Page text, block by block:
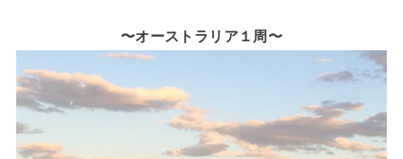
〜オーストラリア１周〜